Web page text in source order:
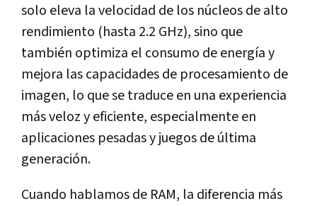
solo eleva la velocidad de los núcleos de alto
rendimiento (hasta 2.2 GHz), sino que
también optimiza el consumo de energía y
mejora las capacidades de procesamiento de
imagen, lo que se traduce en una experiencia
más veloz y eficiente, especialmente en
aplicaciones pesadas y juegos de última
generación.
Cuando hablamos de RAM, la diferencia más